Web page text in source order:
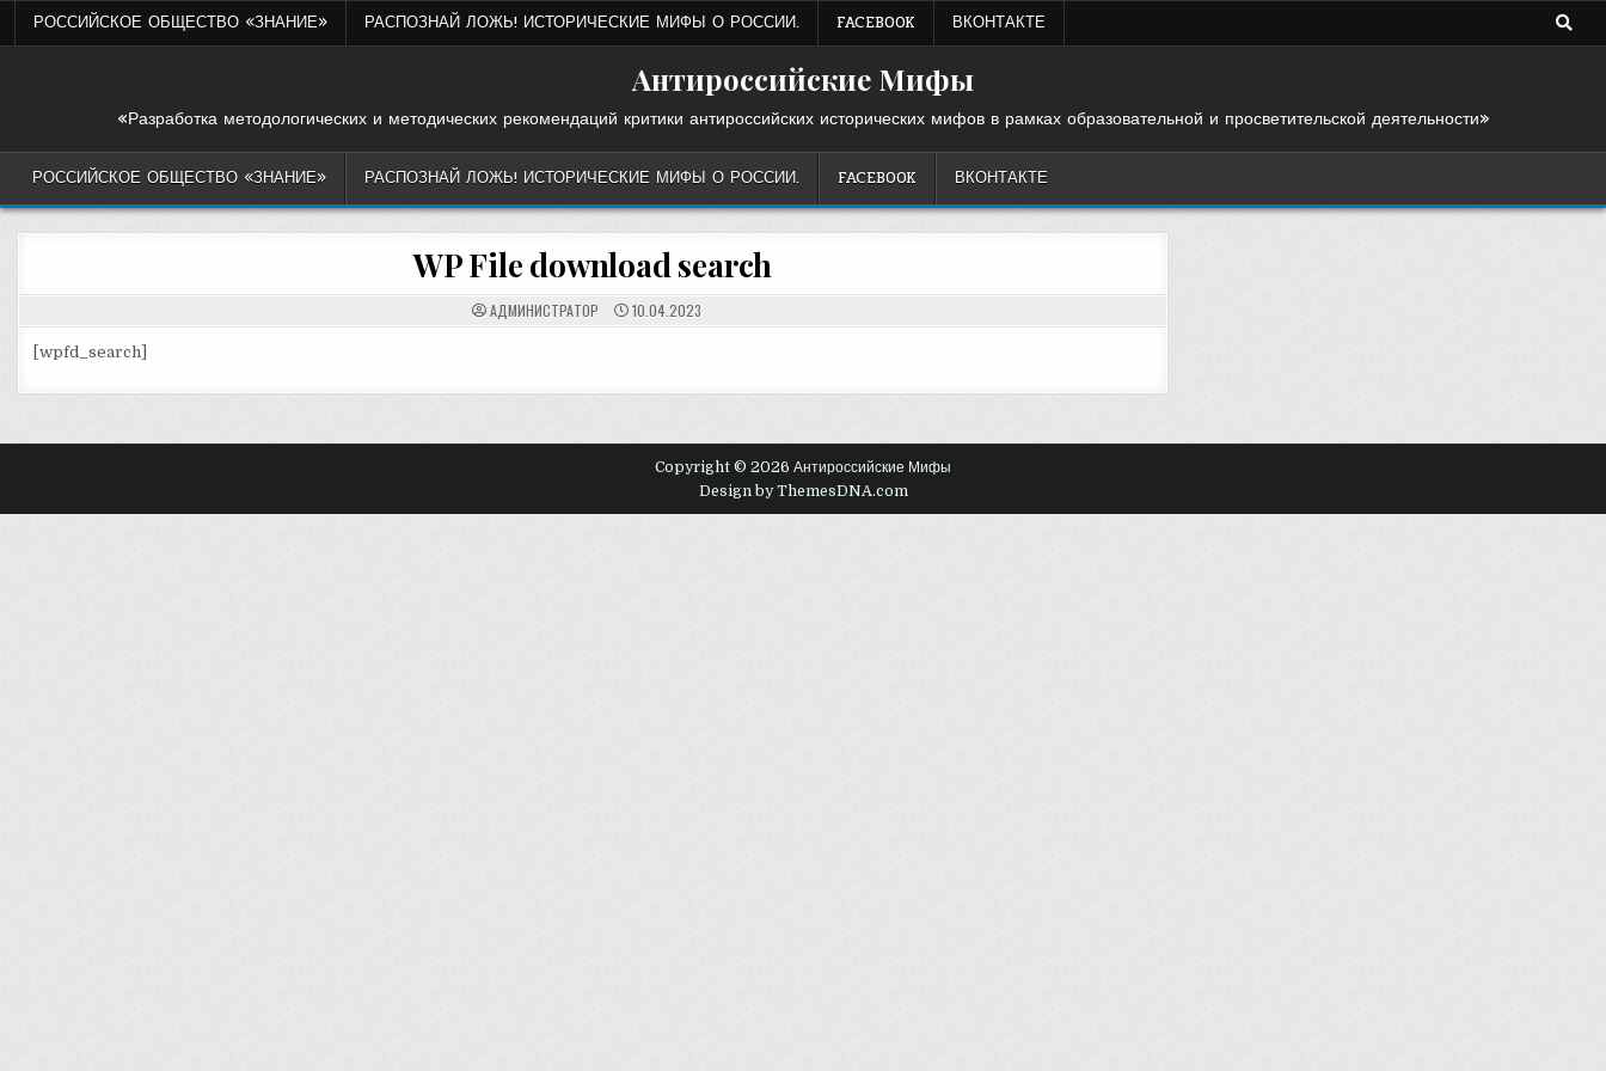
РОССИЙСКОЕ ОБЩЕСТВО «ЗНАНИЕ» РАСПОЗНАЙ ЛОЖЬ! ИСТОРИЧЕСКИЕ МИФЫ О РОССИИ. FACEBOOK ВКОНТАКТЕ
Антироссийские Мифы
«Разработка методологических и методических рекомендаций критики антироссийских исторических мифов в рамках образовательной и просветительской деятельности»
РОССИЙСКОЕ ОБЩЕСТВО «ЗНАНИЕ» РАСПОЗНАЙ ЛОЖЬ! ИСТОРИЧЕСКИЕ МИФЫ О РОССИИ. FACEBOOK ВКОНТАКТЕ
WP File download search
АДМИНИСТРАТОР 10.04.2023
[wpfd_search]
Copyright © 2026 Антироссийские Мифы
Design by ThemesDNA.com